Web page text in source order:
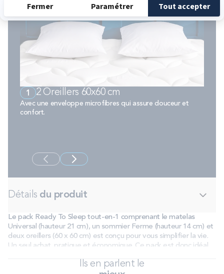
1 2 Oreillers 60x60 cm
Avec une enveloppe microfibres qui assure douceur et
confort.
Détails du produit
Le pack Ready To Sleep tout-en-1 comprenant le matelas
Universal (hauteur 21 cm), un sommier Ferme (hauteur 14 cm) et
deux oreillers (60 x 60 cm) est conçu pour vous simplifier la vie.
Un seul achat, pratique et économique. Ce pack est donc idéal
premier équipement. Le matelas Universal en matière BULTEX®
Ils en parlent le